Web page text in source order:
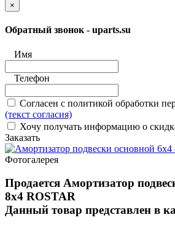
×
Обратный звонок - uparts.su
Имя
Телефон
Согласен с политикой обработки
(текст согласия)
Хочу получать информацию о
Заказать
Фотогалерея
Продается Амортизатор
8x4 ROSTAR
Данный товар представлен в